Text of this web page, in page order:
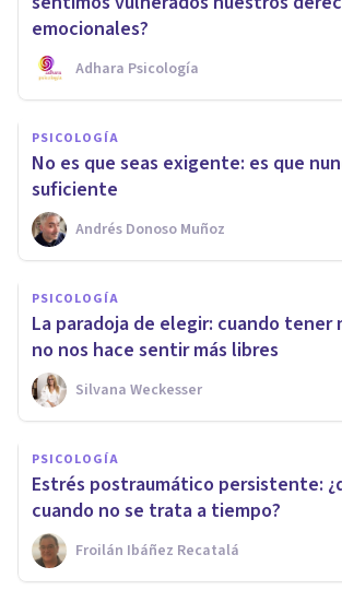
emocionales?
Adhara Psicología
PSICOLOGÍA
No es que seas exigente: es que
suficiente
Andrés Donoso Muñoz
PSICOLOGÍA
La paradoja de elegir: cuando tener
no nos hace sentir más libres
Silvana Weckesser
PSICOLOGÍA
Estrés postraumático persistente:
cuando no se trata a tiempo?
Froilán Ibáñez Recatalá